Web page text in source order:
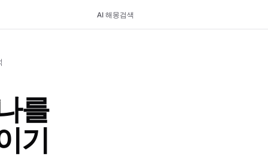
AI 해몽검색
를
기